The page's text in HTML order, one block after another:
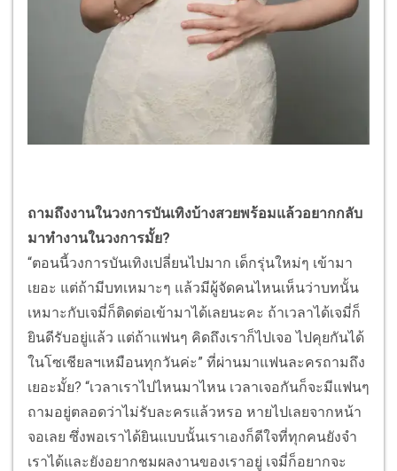
ถามถึงงานในวงการบันเทิงบ้างสวยพร้อมแล้วอยากกลับ
มาทำงานในวงการมั้ย?
“ตอนนี้วงการบันเทิงเปลี่ยนไปมาก เด็กรุ่นใหม่ๆ เข้ามา
เยอะ แต่ถ้ามีบทเหมาะๆ แล้วมีผู้จัดคนไหนเห็นว่าบทนั้น
เหมาะกับเจมี่ก็ติดต่อเข้ามาได้เลยนะคะ ถ้าเวลาได้เจมี่ก็
ยินดีรับอยู่แล้ว แต่ถ้าแฟนๆ คิดถึงเราก็ไปเจอ ไปคุยกันได้
ในโซเชียลฯเหมือนทุกวันค่ะ” ที่ผ่านมาแฟนละครถามถึง
เยอะมั้ย? “เวลาเราไปไหนมาไหน เวลาเจอกันก็จะมีแฟนๆ
ถามอยู่ตลอดว่าไม่รับละครแล้วหรอ หายไปเลยจากหน้า
จอเลย ซึ่งพอเราได้ยินแบบนั้นเราเองก็ดีใจที่ทุกคนยังจำ
เราได้และยังอยากชมผลงานของเราอยู่ เจมี่ก็อยากจะ